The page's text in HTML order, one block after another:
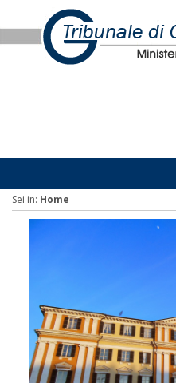
Sei in: Home